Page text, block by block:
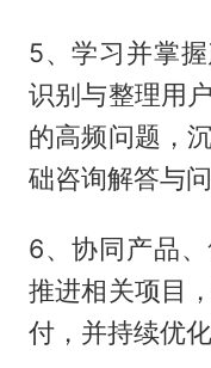
5、学习并掌
识别与整理用
的高频问题，
础咨询解答与
6、协同产品
推进相关项目
付，并持续优